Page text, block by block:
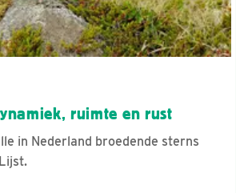
ruimte en rust
in Nederland broedende sterns